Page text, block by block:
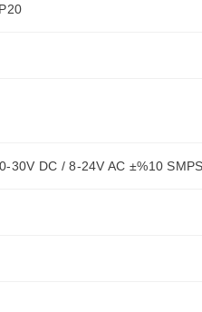
30V DC / 8-24V AC ±%10